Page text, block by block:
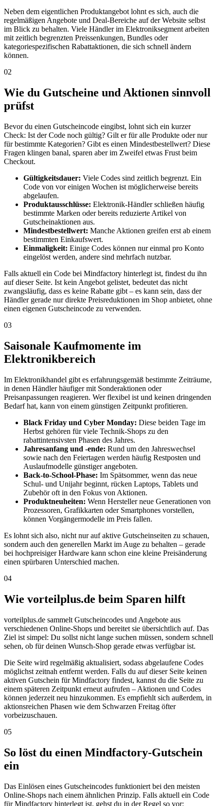
Neben dem eigentlichen Produktangebot lohnt es sich, auch die
regelmäßigen Angebote und Deal-Bereiche auf der Website selbst
im Blick zu behalten. Viele Händler im Elektroniksegment arbeiten
mit zeitlich begrenzten Preissenkungen, Bundles oder
kategoriespezifischen Rabattaktionen, die sich schnell ändern
können.
02
Wie du Gutscheine und Aktionen sinnvoll
prüfst
Bevor du einen Gutscheincode eingibst, lohnt sich ein kurzer
Check: Ist der Code noch gültig? Gilt er für alle Produkte oder nur
für bestimmte Kategorien? Gibt es einen Mindestbestellwert? Diese
Fragen klingen banal, sparen aber im Zweifel etwas Frust beim
Checkout.
Gültigkeitsdauer: Viele Codes sind zeitlich begrenzt. Ein
Code von vor einigen Wochen ist möglicherweise bereits
abgelaufen.
Produktausschlüsse: Elektronik-Händler schließen häufig
bestimmte Marken oder bereits reduzierte Artikel von
Gutscheinaktionen aus.
Mindestbestellwert: Manche Aktionen greifen erst ab einem
bestimmten Einkaufswert.
Einmaligkeit: Einige Codes können nur einmal pro Konto
eingelöst werden, andere sind mehrfach nutzbar.
Falls aktuell ein Code bei Mindfactory hinterlegt ist, findest du ihn
auf dieser Seite. Ist kein Angebot gelistet, bedeutet das nicht
zwangsläufig, dass es keine Rabatte gibt – es kann sein, dass der
Händler gerade nur direkte Preisreduktionen im Shop anbietet, ohne
einen eigenen Gutscheincode zu verwenden.
03
Saisonale Kaufmomente im
Elektronikbereich
Im Elektronikhandel gibt es erfahrungsgemäß bestimmte Zeiträume,
in denen Händler häufiger mit Sonderaktionen oder
Preisanpassungen reagieren. Wer flexibel ist und keinen dringenden
Bedarf hat, kann von einem günstigen Zeitpunkt profitieren.
Black Friday und Cyber Monday: Diese beiden Tage im
Herbst gehören für viele Technik-Shops zu den
rabattintensivsten Phasen des Jahres.
Jahresanfang und -ende: Rund um den Jahreswechsel
sowie nach den Feiertagen werden häufig Restposten und
Auslaufmodelle günstiger angeboten.
Back-to-School-Phase: Im Spätsommer, wenn das neue
Schul- und Unijahr beginnt, rücken Laptops, Tablets und
Zubehör oft in den Fokus von Aktionen.
Produktneuheiten: Wenn Hersteller neue Generationen von
Prozessoren, Grafikkarten oder Smartphones vorstellen,
können Vorgängermodelle im Preis fallen.
Es lohnt sich also, nicht nur auf aktive Gutscheinseiten zu schauen,
sondern auch den generellen Markt im Auge zu behalten – gerade
bei hochpreisiger Hardware kann schon eine kleine Preisänderung
einen spürbaren Unterschied machen.
04
Wie vorteilplus.de beim Sparen hilft
vorteilplus.de sammelt Gutscheincodes und Angebote aus
verschiedenen Online-Shops und bereitet sie übersichtlich auf. Das
Ziel ist simpel: Du sollst nicht lange suchen müssen, sondern schnell
sehen, ob für deinen Wunsch-Shop gerade etwas verfügbar ist.
Die Seite wird regelmäßig aktualisiert, sodass abgelaufene Codes
möglichst zeitnah entfernt werden. Falls du auf dieser Seite keinen
aktiven Gutschein für Mindfactory findest, kannst du die Seite zu
einem späteren Zeitpunkt erneut aufrufen – Aktionen und Codes
können jederzeit neu hinzukommen. Es empfiehlt sich außerdem, in
aktionsreichen Phasen wie dem Schwarzen Freitag öfter
vorbeizuschauen.
05
So löst du einen Mindfactory-Gutschein
ein
Das Einlösen eines Gutscheincodes funktioniert bei den meisten
Online-Shops nach einem ähnlichen Prinzip. Falls aktuell ein Code
für Mindfactory hinterlegt ist, gehst du in der Regel so vor: